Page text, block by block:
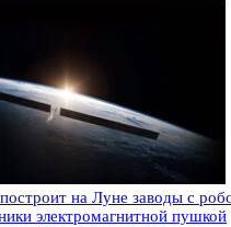
на Луне заводы с
электромагнитной пушкой